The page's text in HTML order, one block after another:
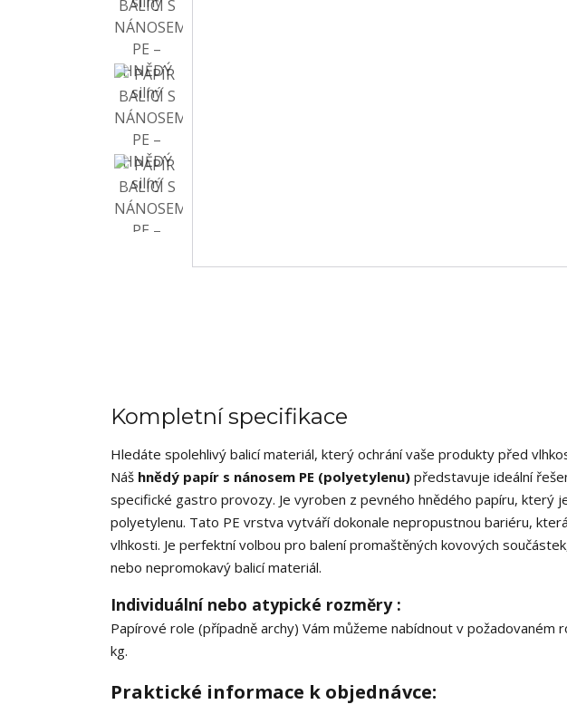
Kompletní specifikace
Hledáte spolehlivý balicí materiál, který ochrání vaše produkty před
Náš hnědý papír s nánosem PE (polyetylenu) představuje ideální
specifické gastro provozy. Je vyroben z pevného hnědého papíru, který
polyetylenu. Tato PE vrstva vytváří dokonale nepropustnou bariéru,
vlhkosti. Je perfektní volbou pro balení promaštěných kovových
nebo nepromokavý balicí materiál.
Individuální nebo atypické rozměry :
Papírové role (případně archy) Vám můžeme nabídnout v
kg.
Praktické informace k objednávce: